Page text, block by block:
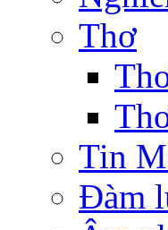
Thơ
Tin
Đàm